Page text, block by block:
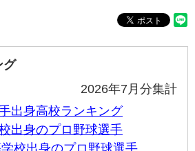
グ
2026年7月分集計
出身高校ランキング
出身のプロ野球選手
校出身のプロ野球選手